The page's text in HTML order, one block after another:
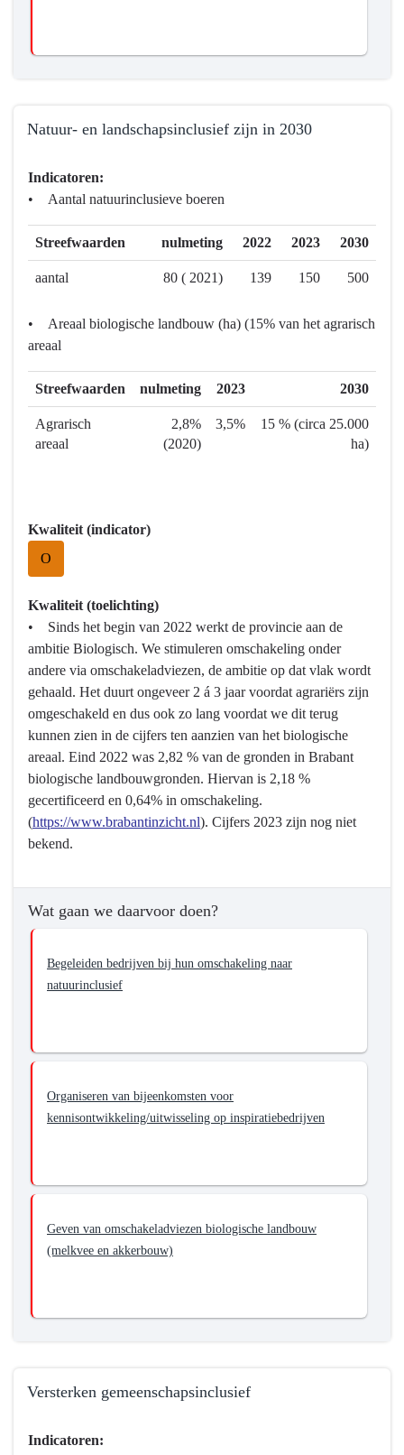
Natuur- en landschapsinclusief zijn in 2030
naar
navigatie
Programma
bereiken?
landschapsinclusief
Indicatoren:
• Aantal natuurinclusieve boeren
Streefwaarden nulmeting 2022 2023 2030
aantal 80 ( 2021) 139 150 500
• Areaal biologische landbouw (ha) (15% van het agrarisch
areaal
Streefwaarden nulmeting 2023 2030
Agrarisch
areaal
2,8%
(2020)
3,5%
15 % (circa 25.000
ha)
Kwaliteit (indicator)
O
Kwaliteit (toelichting)
• Sinds het begin van 2022 werkt de provincie aan de
ambitie Biologisch. We stimuleren omschakeling onder
andere via omschakeladviezen, de ambitie op dat vlak wordt
gehaald. Het duurt ongeveer 2 á 3 jaar voordat agrariërs zijn
omgeschakeld en dus ook zo lang voordat we dit terug
kunnen zien in de cijfers ten aanzien van het biologische
areaal. Eind 2022 was 2,82 % van de gronden in Brabant
biologische landbouwgronden. Hiervan is 2,18 %
gecertificeerd en 0,64% in omschakeling.
(https://www.brabantinzicht.nl). Cijfers 2023 zijn nog niet
bekend.
Wat gaan we daarvoor doen?
Begeleiden bedrijven bij hun omschakeling naar
natuurinclusief
Organiseren van bijeenkomsten voor
kennisontwikkeling/uitwisseling op inspiratiebedrijven
Geven van omschakeladviezen biologische landbouw
(melkvee en akkerbouw)
Versterken gemeenschapsinclusief
naarIndicatoren: